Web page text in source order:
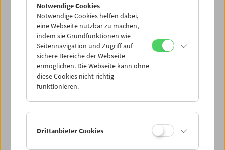
Di 16.7.
Mi 17.7.
Do 18.7.
Notwendige Cookies
Notwendige Cookies helfen dabei,
eine Webseite nutzbar zu machen,
indem sie Grundfunktionen wie
Seitennavigation und Zugriff auf
sichere Bereiche der Webseite
ermöglichen. Die Webseite kann ohne
diese Cookies nicht richtig
funktionieren.
Drittanbieter Cookies